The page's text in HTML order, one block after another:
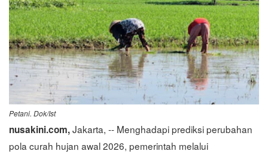
Petani. Dok/Ist
nusakini.com,Jakarta, -- Menghadapi prediksi perubahan
pola curah hujan awal 2026, pemerintah melalui